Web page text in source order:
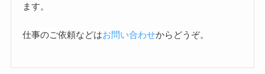
ます。
仕事のご依頼などはお問い合わせからどうぞ。